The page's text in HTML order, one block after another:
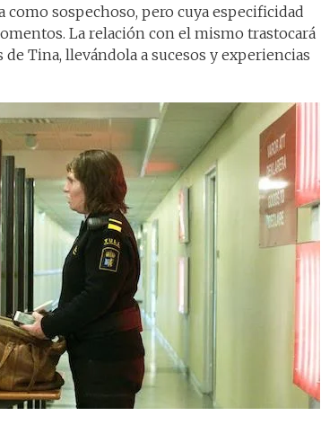
como sospechoso, pero cuya especificidad
La relación con el mismo trastocará
Tina, llevándola a sucesos y experiencias